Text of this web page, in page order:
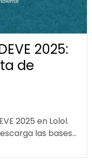
2025:
de
2025 en Lolol.
las bases...